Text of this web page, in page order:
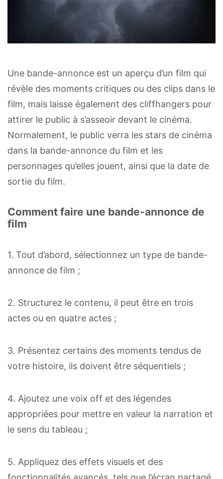
Une bande-annonce est un aperçu d’un film qui
révèle des moments critiques ou des clips dans le
film, mais laisse également des cliffhangers pour
attirer le public à s’asseoir devant le cinéma.
Normalement, le public verra les stars de cinéma
dans la bande-annonce du film et les
personnages qu’elles jouent, ainsi que la date de
sortie du film.
Comment faire une bande-annonce de
film
1. Tout d’abord, sélectionnez un type de bande-
annonce de film ;
2. Structurez le contenu, il peut être en trois
actes ou en quatre actes ;
3. Présentez certains des moments tendus de
votre histoire, ils doivent être séquentiels ;
4. Ajoutez une voix off et des légendes
appropriées pour mettre en valeur la narration et
le sens du tableau ;
5. Appliquez des effets visuels et des